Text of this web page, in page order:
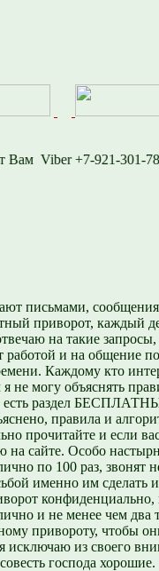
Viber +7-
письмами,
приворот, каждый
на такие
работой и на общение
Каждому кто
не могу объяснять
есть раздел
правила и
прочитайте и если
сайте. Особо
по 100 раз, звонят
именно им сделать
конфиденциально,
и не менее чем два
привороту, чтобы
исключаю из своего
господа хорошие.